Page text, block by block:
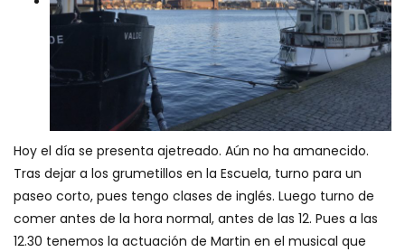
Hoy el día se presenta ajetreado. Aún no ha amanecido.
Tras dejar a los grumetillos en la Escuela, turno para un
paseo corto, pues tengo clases de inglés. Luego turno de
comer antes de la hora normal, antes de las 12. Pues a las
12.30 tenemos la actuación de Martin en el musical que